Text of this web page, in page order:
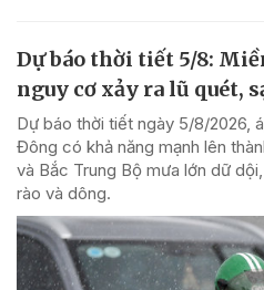
Dự báo thời tiết 5/8:
nguy cơ xảy ra lũ quét,
Dự báo thời tiết ngày 5/8/2026,
Đông có khả năng mạnh lên
và Bắc Trung Bộ mưa lớn dữ
rào và dông.